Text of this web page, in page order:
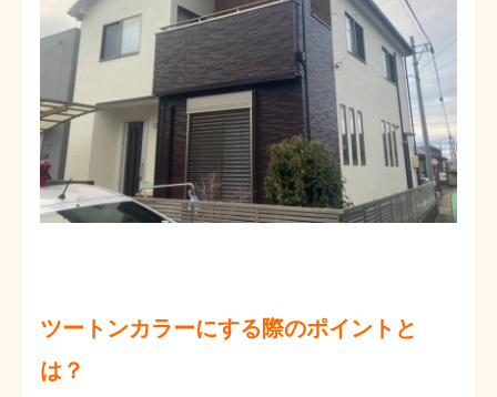
ツートンカラーにする際のポイントと
は？